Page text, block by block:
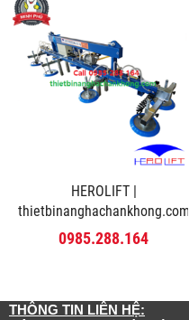
HEROLIFT |
thietbinanghachankhong.com
0985.288.164
THÔNG TIN LIÊN HỆ: